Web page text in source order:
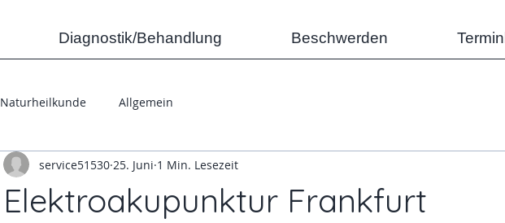
Diagnostik/Behandlung Beschwerden
Naturheilkunde Allgemein
Elektroakupunktur Frankfurt
service51530 25. Juni 1 Min. Lesezeit